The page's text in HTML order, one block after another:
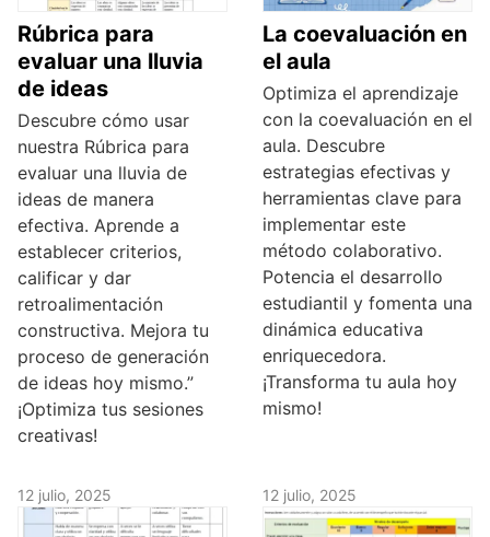
Rúbrica para
evaluar una lluvia
de ideas
Descubre cómo usar
nuestra Rúbrica para
evaluar una lluvia de
ideas de manera
efectiva. Aprende a
establecer criterios,
calificar y dar
retroalimentación
constructiva. Mejora tu
proceso de generación
de ideas hoy mismo.”
¡Optimiza tus sesiones
creativas!
La coevaluación en
el aula
Optimiza el aprendizaje
con la coevaluación en el
aula. Descubre
estrategias efectivas y
herramientas clave para
implementar este
método colaborativo.
Potencia el desarrollo
estudiantil y fomenta una
dinámica educativa
enriquecedora.
¡Transforma tu aula hoy
mismo!
12 julio, 2025 12 julio, 2025